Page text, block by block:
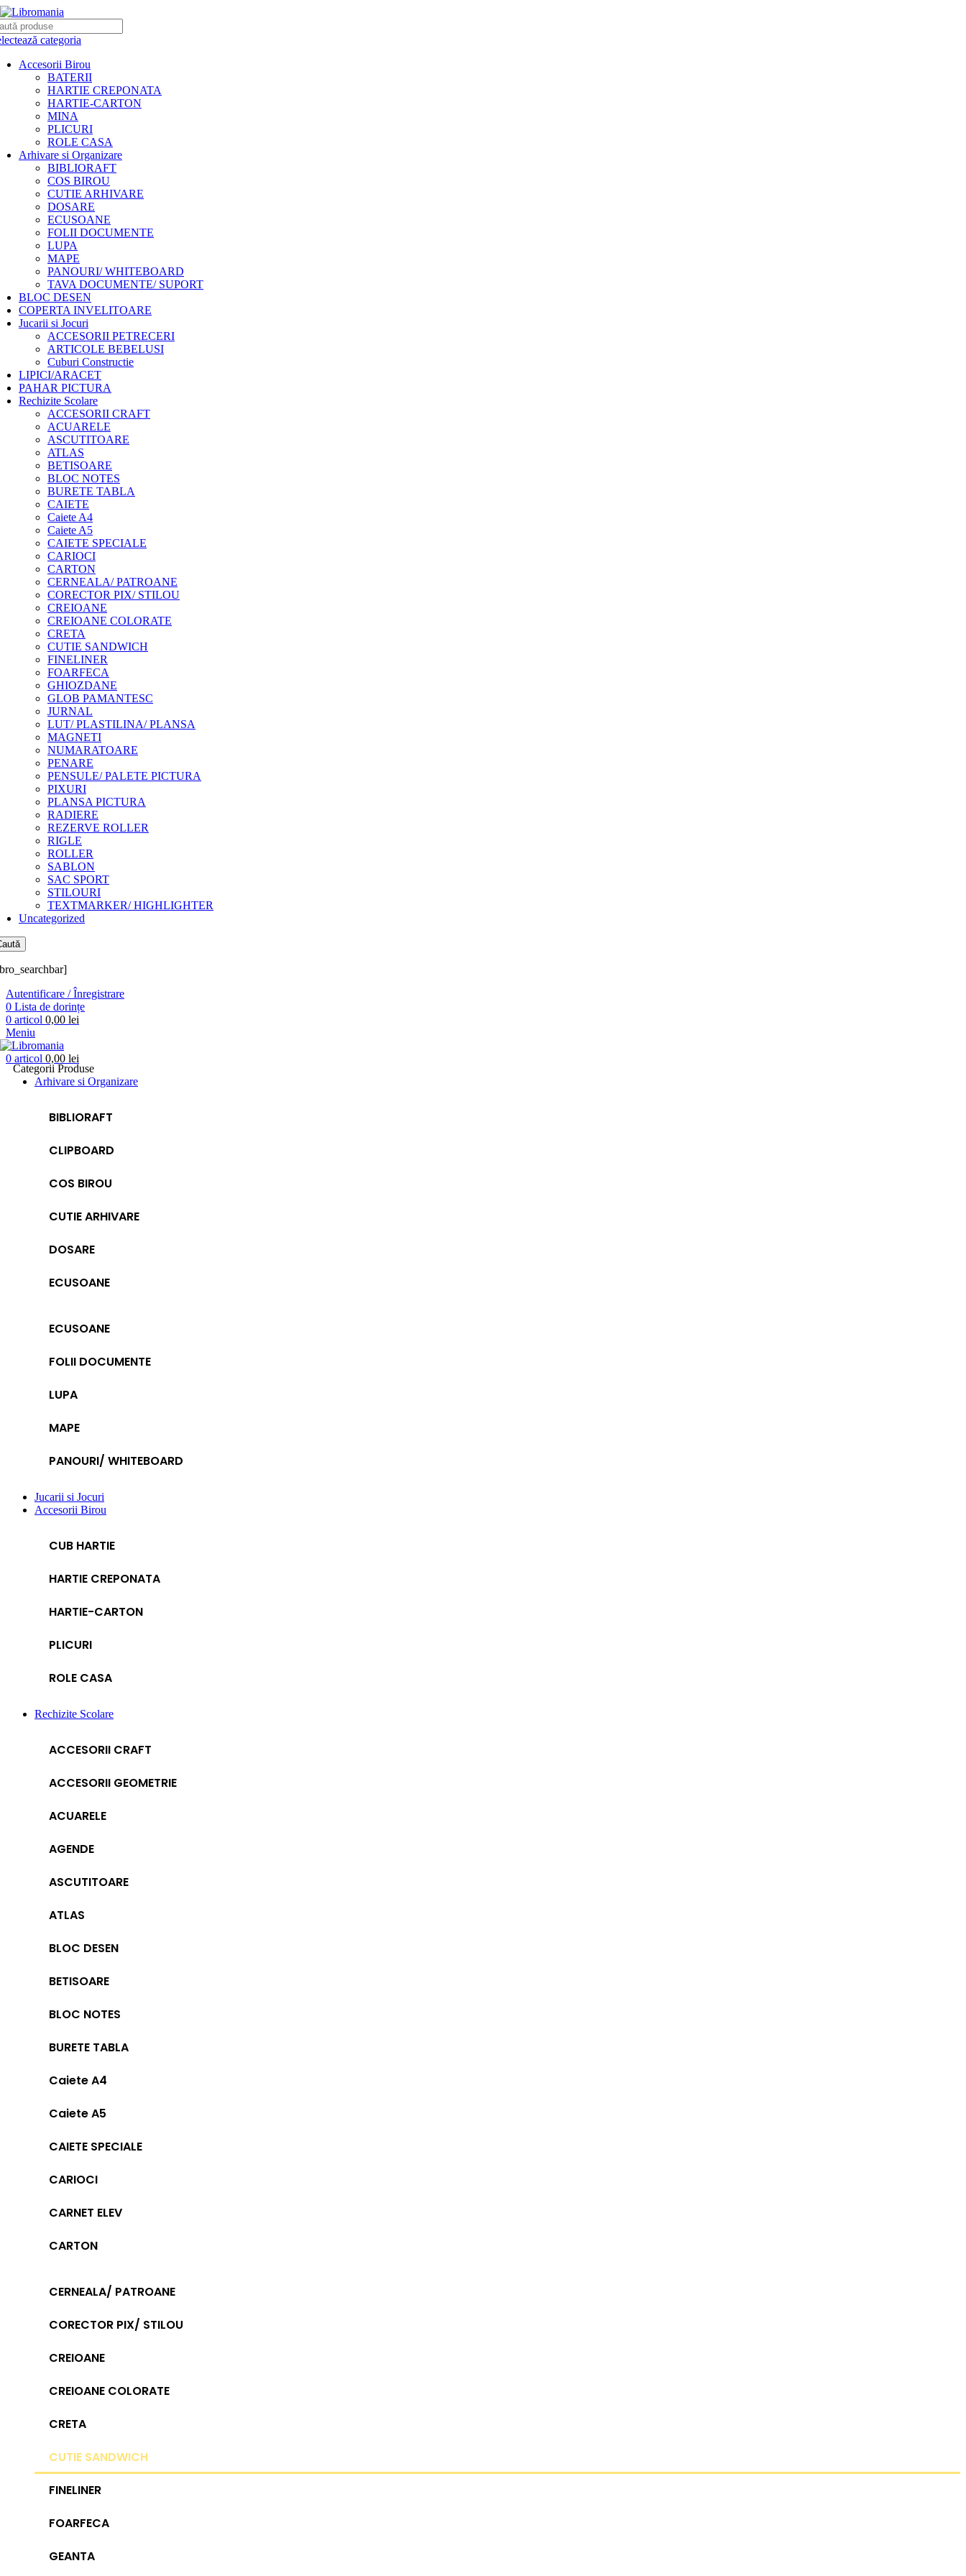
categoria
Accesorii Birou
BATERII
HARTIE CREPONATA
HARTIE-CARTON
MINA
PLICURI
ROLE CASA
Arhivare si Organizare
BIBLIORAFT
COS BIROU
CUTIE ARHIVARE
DOSARE
ECUSOANE
FOLII DOCUMENTE
LUPA
MAPE
PANOURI/ WHITEBOARD
TAVA DOCUMENTE/ SUPORT
BLOC DESEN
COPERTA INVELITOARE
Jucarii si Jocuri
ACCESORII PETRECERI
ARTICOLE BEBELUSI
Cuburi Constructie
LIPICI/ARACET
PAHAR PICTURA
Rechizite Scolare
ACCESORII CRAFT
ACUARELE
ASCUTITOARE
ATLAS
BETISOARE
BLOC NOTES
BURETE TABLA
CAIETE
Caiete A4
Caiete A5
CAIETE SPECIALE
CARIOCI
CARTON
CERNEALA/ PATROANE
CORECTOR PIX/ STILOU
CREIOANE
CREIOANE COLORATE
CRETA
CUTIE SANDWICH
FINELINER
FOARFECA
GHIOZDANE
GLOB PAMANTESC
JURNAL
LUT/ PLASTILINA/ PLANSA
MAGNETI
NUMARATOARE
PENARE
PENSULE/ PALETE PICTURA
PIXURI
PLANSA PICTURA
RADIERE
REZERVE ROLLER
RIGLE
ROLLER
SABLON
SAC SPORT
STILOURI
TEXTMARKER/ HIGHLIGHTER
Uncategorized
Autentificare / Înregistrare
0 Lista de dorințe
0 articol 0,00 lei
Meniu
0 articol 0,00 lei
Categorii Produse
Arhivare si Organizare
BIBLIORAFT
CLIPBOARD
COS BIROU
CUTIE ARHIVARE
DOSARE
ECUSOANE
ECUSOANE
FOLII DOCUMENTE
LUPA
MAPE
PANOURI/ WHITEBOARD
Jucarii si Jocuri
Accesorii Birou
CUB HARTIE
HARTIE CREPONATA
HARTIE-CARTON
PLICURI
ROLE CASA
Rechizite Scolare
ACCESORII CRAFT
ACCESORII GEOMETRIE
ACUARELE
AGENDE
ASCUTITOARE
ATLAS
BLOC DESEN
BETISOARE
BLOC NOTES
BURETE TABLA
Caiete A4
Caiete A5
CAIETE SPECIALE
CARIOCI
CARNET ELEV
CARTON
CERNEALA/ PATROANE
CORECTOR PIX/ STILOU
CREIOANE
CREIOANE COLORATE
CRETA
CUTIE SANDWICH
FINELINER
FOARFECA
GEANTA